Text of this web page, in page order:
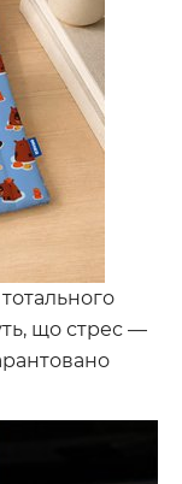
що стрес —